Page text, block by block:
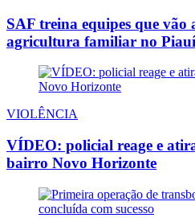
SAF treina equipes que
agricultura familiar no Piauí
VIOLÊNCIA
VÍDEO: policial reage e
bairro Novo Horizonte